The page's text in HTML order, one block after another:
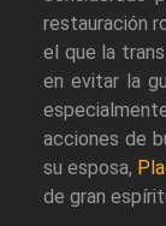
restauración
el que la
en evitar la
acciones de
su esposa,
de gran